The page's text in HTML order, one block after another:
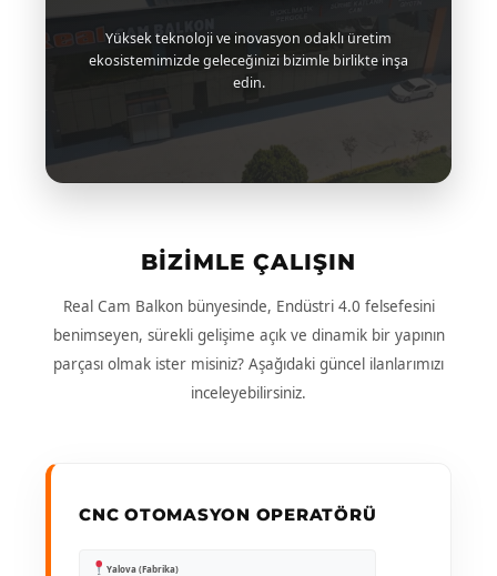
Yüksek teknoloji ve inovasyon odaklı üretim
ekosistemimizde geleceğinizi bizimle birlikte inşa
edin.
BIZIMLE ÇALIŞIN
Real Cam Balkon bünyesinde, Endüstri 4.0 felsefesini
benimseyen, sürekli gelişime açık ve dinamik bir yapının
parçası olmak ister misiniz? Aşağıdaki güncel ilanlarımızı
inceleyebilirsiniz.
CNC OTOMASYON OPERATÖRÜ
Yalova (Fabrika)